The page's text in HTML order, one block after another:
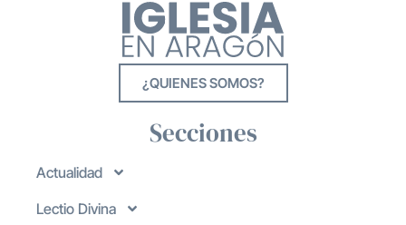
¿QUIENES SOMOS?
Secciones
Actualidad
Lectio Divina